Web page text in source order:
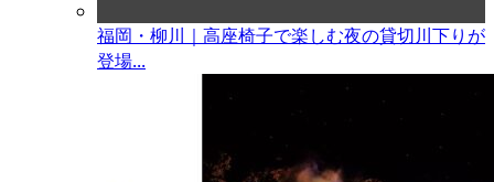
福岡・柳川｜高座椅子で楽しむ夜の貸切川下りが
登場...